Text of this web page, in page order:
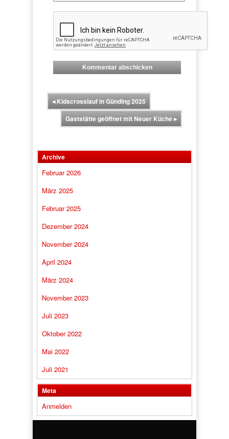
◂Kidscrosslauf in Günding 2025
Gaststätte geöffnet mit Neuer Küche▸
Archive
Februar 2026
März 2025
Februar 2025
Dezember 2024
November 2024
April 2024
März 2024
November 2023
Juli 2023
Oktober 2022
Mai 2022
Juli 2021
Meta
Anmelden